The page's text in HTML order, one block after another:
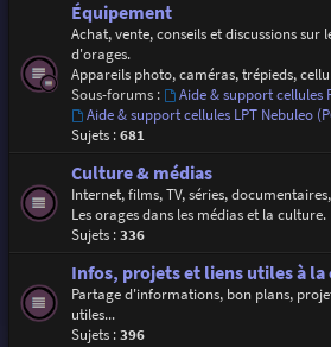
Équipement
Achat, vente, conseils et discussions sur
d'orages.
Appareils photo, caméras, trépieds,
Sous-forums :
Aide & support cellules
Aide & support cellules LPT Nebuleo
Sujets :681
Culture & médias
Internet, films, TV, séries,
Les orages dans les médias et la culture.
Sujets :336
Infos, projets et liens utiles à
Partage d'informations, bon plans,
utiles...
Sujets :396